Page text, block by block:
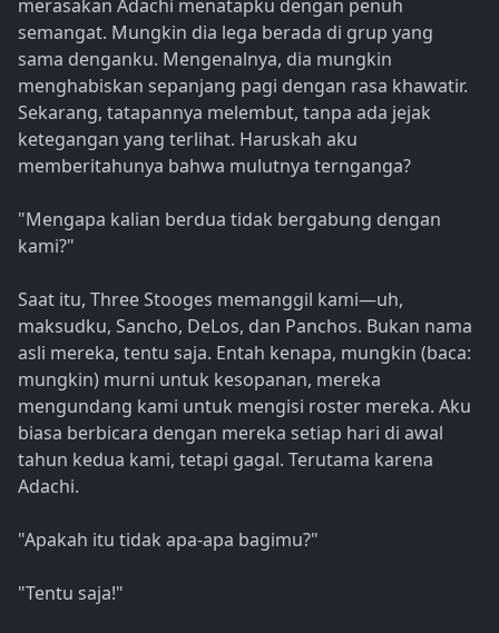
merasakan Adachi menatapku dengan penuh
semangat. Mungkin dia lega berada di grup yang
sama denganku. Mengenalnya, dia mungkin
menghabiskan sepanjang pagi dengan rasa khawatir.
Sekarang, tatapannya melembut, tanpa ada jejak
ketegangan yang terlihat. Haruskah aku
memberitahunya bahwa mulutnya ternganga?
"Mengapa kalian berdua tidak bergabung dengan
kami?"
Saat itu, Three Stooges memanggil kami—uh,
maksudku, Sancho, DeLos, dan Panchos. Bukan nama
asli mereka, tentu saja. Entah kenapa, mungkin (baca:
mungkin) murni untuk kesopanan, mereka
mengundang kami untuk mengisi roster mereka. Aku
biasa berbicara dengan mereka setiap hari di awal
tahun kedua kami, tetapi gagal. Terutama karena
Adachi.
"Apakah itu tidak apa-apa bagimu?"
"Tentu saja!"